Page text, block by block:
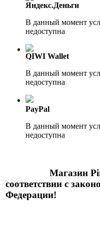
Яндекс.Деньги
В данный момент
недоступна
QIWI Wallet
В данный момент
недоступна
PayPal
В данный момент
недоступна
Магазин
соответствии с
Федерации!